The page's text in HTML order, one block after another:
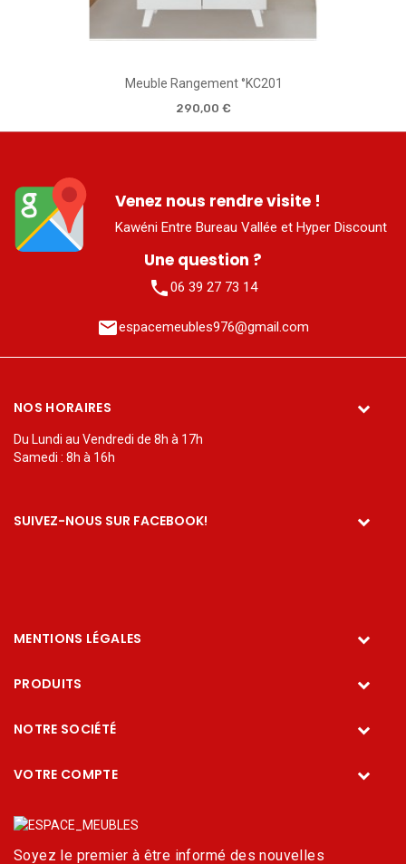
Meuble Rangement °KC201
290,00 €
Venez nous rendre visite !
Kawéni Entre Bureau Vallée et Hyper Discount
Une question ?
phone06 39 27 73 14
mailespacemeubles976@gmail.com
NOS HORAIRES
Du Lundi au Vendredi de 8h à 17h
Samedi : 8h à 16h
SUIVEZ-NOUS SUR FACEBOOK!
MENTIONS LÉGALES
PRODUITS
NOTRE SOCIÉTÉ
VOTRE COMPTE
Soyez le premier à être informé des nouvelles